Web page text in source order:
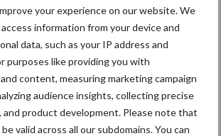
your experience on our website. We
information from your device and
data, such as your IP address and
purposes like providing you with
content, measuring marketing campaign
audience insights, collecting precise
and product development. Please note that
valid across all our subdomains. You can
EU-pluimveesector groeit
door, maar tempo vlakt af